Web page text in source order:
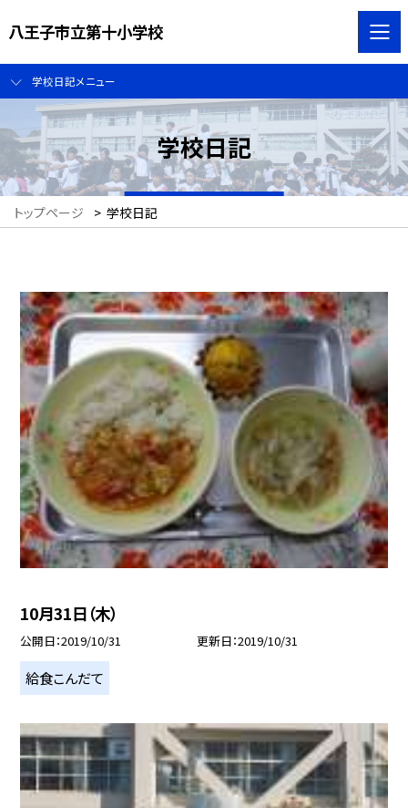
八王子市立第十小学校
学校日記メニュー
学校日記
トップページ > 学校日記
10月31日（木）
公開日 2019/10/31 更新日 2019/10/31
給食こんだて